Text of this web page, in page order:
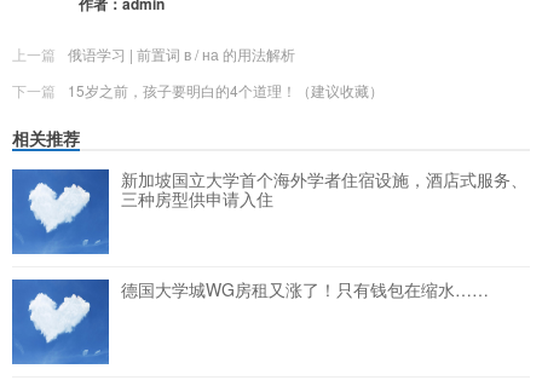
上一篇
俄语学习 | 前置词 в / на 的用法解析
下一篇
15岁之前，孩子要明白的4个道理！（建议收藏）
相关推荐
新加坡国立大学首个海外学者住宿设施，酒店式服务、
三种房型供申请入住
德国大学城WG房租又涨了！只有钱包在缩水……